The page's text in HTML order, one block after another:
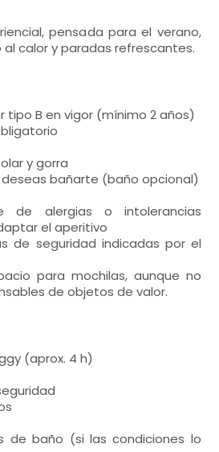
pensada para el verano,
calor y paradas refrescantes.
tipo B en vigor (mínimo 2 años)
y gorra
bañarte (baño opcional)
de alergias o intolerancias
el aperitivo
de seguridad indicadas por el
para mochilas, aunque no
de objetos de valor.
(aprox. 4 h)
de baño (si las condiciones lo